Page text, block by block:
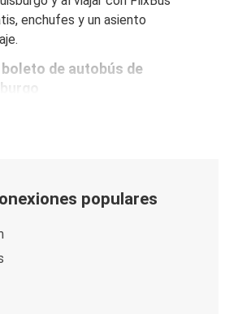
enchufes y un asiento
de autobús de
FlixBus es muy fácil: en este sitio
en línea seguras, como tarjeta
o en un punto de venta.
populares